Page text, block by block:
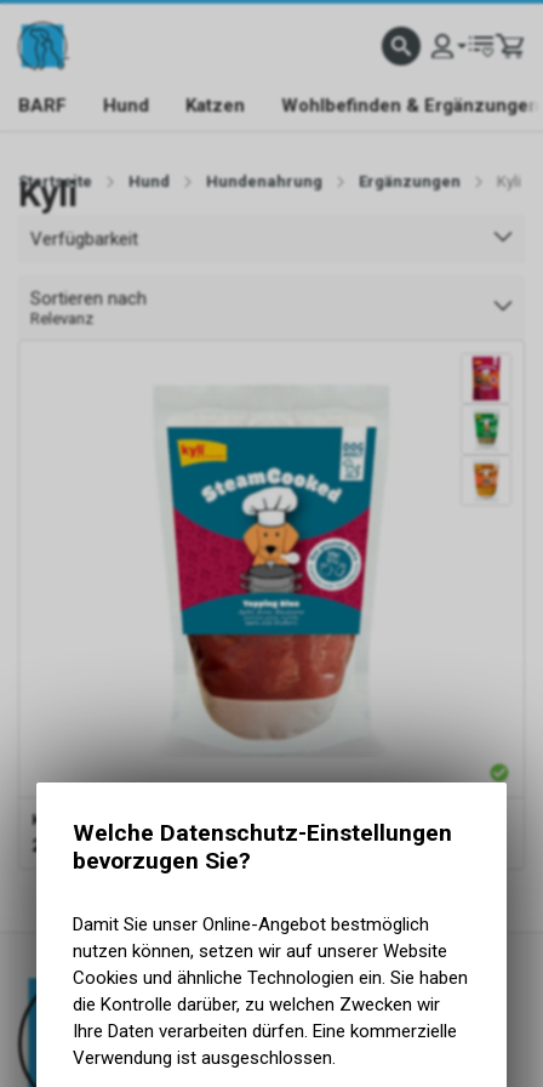
BARF Hund Katzen Wohlbefinden & Ergänzungen
Startseite Hund Hundenahrung Ergänzungen Kyli
Kyli
Verfügbarkeit
Sortieren nach
Relevanz
Kyli Steam Cooked Topping
2.90 CHF
Welche Datenschutz-Einstellungen
bevorzugen Sie?
Damit Sie unser Online-Angebot bestmöglich
nutzen können, setzen wir auf unserer Website
Cookies und ähnliche Technologien ein. Sie haben
die Kontrolle darüber, zu welchen Zwecken wir
Ihre Daten verarbeiten dürfen. Eine kommerzielle
Verwendung ist ausgeschlossen.